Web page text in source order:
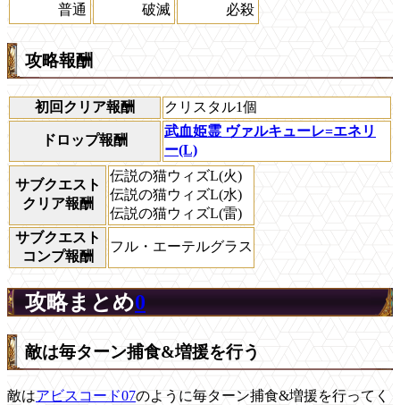
普通 破滅 必殺
攻略報酬
初回クリア報酬 クリスタル1個
ドロップ報酬
武血姫霊 ヴァルキューレ=エネリ
ー(L)
サブクエスト
クリア報酬
伝説の猫ウィズL(火)
伝説の猫ウィズL(水)
伝説の猫ウィズL(雷)
サブクエスト
コンプ報酬
フル・エーテルグラス
攻略まとめ0
敵は毎ターン捕食&増援を行う
敵はアビスコード07のように毎ターン捕食&増援を行ってく